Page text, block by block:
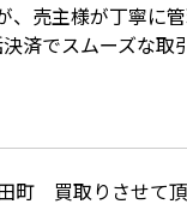
、売主様が丁寧に
済でスムーズな取